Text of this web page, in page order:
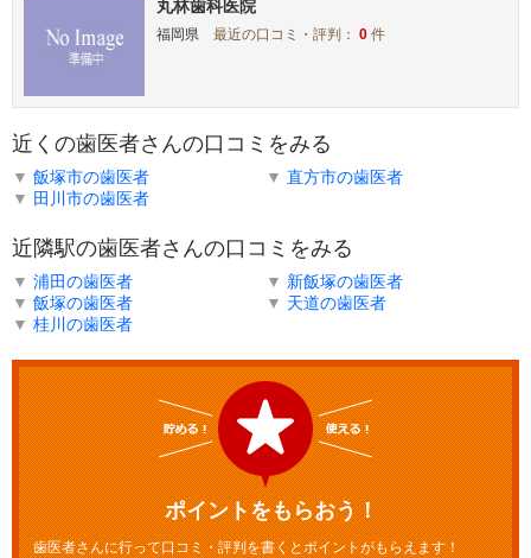
丸林歯科医院
福岡県 最近の口コミ・評判：0 件
近くの歯医者さんの口コミをみる
▼ 飯塚市の歯医者 ▼ 直方市の歯医者
▼ 田川市の歯医者
近隣駅の歯医者さんの口コミをみる
▼ 浦田の歯医者 ▼ 新飯塚の歯医者
▼ 飯塚の歯医者 ▼ 天道の歯医者
▼ 桂川の歯医者
ポイントをもらおう！
歯医者さんに行って口コミ・評判を書くとポイントがもらえます！